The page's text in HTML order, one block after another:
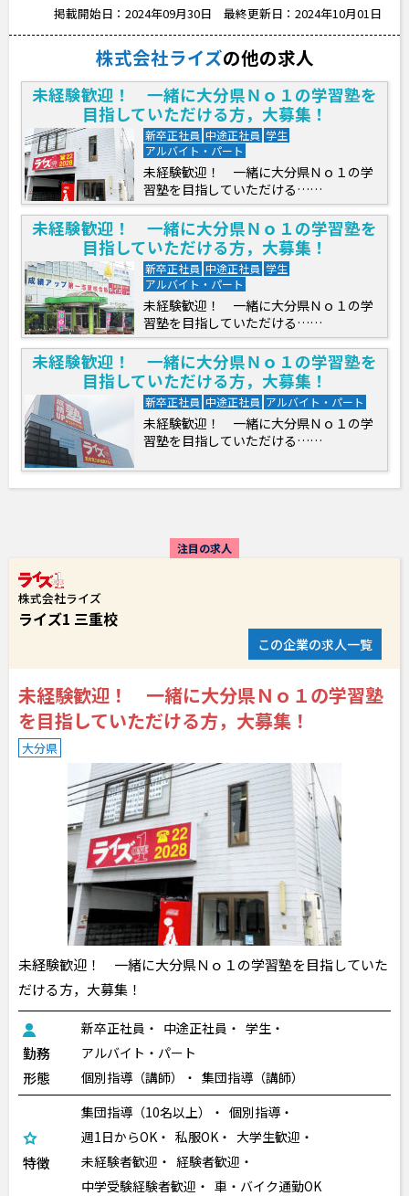
掲載開始日：2024年09月30日 最終更新日：2024年10月01日
株式会社ライズの他の求人
未経験歓迎！ 一緒に大分県Ｎｏ１の学習塾を
目指していただける方，大募集！
新卒正社員 中途正社員 学生
アルバイト・パート
未経験歓迎！ 一緒に大分県Ｎｏ１の学
習塾を目指していただける……
未経験歓迎！ 一緒に大分県Ｎｏ１の学習塾を
目指していただける方，大募集！
新卒正社員 中途正社員 学生
アルバイト・パート
未経験歓迎！ 一緒に大分県Ｎｏ１の学
習塾を目指していただける……
未経験歓迎！ 一緒に大分県Ｎｏ１の学習塾を
目指していただける方，大募集！
新卒正社員 中途正社員 アルバイト・パート
未経験歓迎！ 一緒に大分県Ｎｏ１の学
習塾を目指していただける……
注目の求人
株式会社ライズ
ライズ1 三重校
この企業の求人一覧
未経験歓迎！ 一緒に大分県Ｎｏ１の学習塾
を目指していただける方，大募集！
大分県
未経験歓迎！ 一緒に大分県Ｎｏ１の学習塾を目指していた
だける方，大募集！
勤務
形態
新卒正社員 中途正社員
学生
アルバイト・パート
個別指導（講師）
集団指導（講師）
特徴
集団指導（10名以上）
個別指導
週1日からOK
私服OK
大学生歓迎
未経験者歓迎
経験者歓迎
中学受験経験者歓迎
車・バイク通勤OK